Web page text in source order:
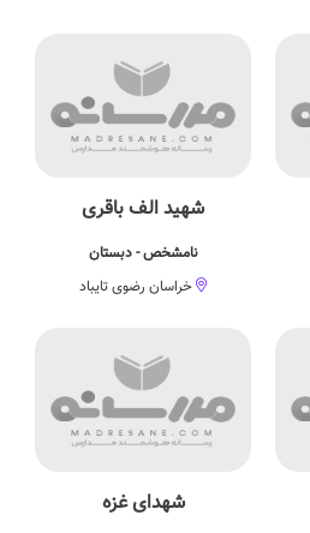
شهید الف باقری
نامشخص - دبستان
خراسان رضوی تایباد
شهدای غزه